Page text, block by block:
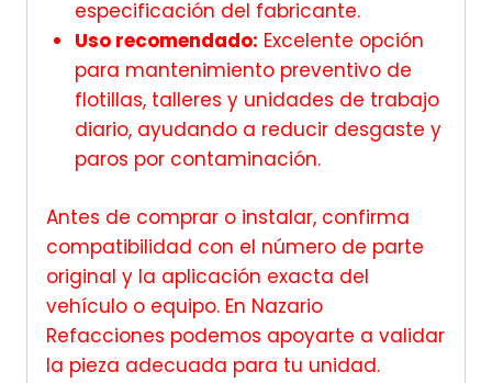
especificación del fabricante.
Uso recomendado: Excelente opción
para mantenimiento preventivo de
flotillas, talleres y unidades de trabajo
diario, ayudando a reducir desgaste y
paros por contaminación.
Antes de comprar o instalar, confirma
compatibilidad con el número de parte
original y la aplicación exacta del
vehículo o equipo. En Nazario
Refacciones podemos apoyarte a validar
la pieza adecuada para tu unidad.